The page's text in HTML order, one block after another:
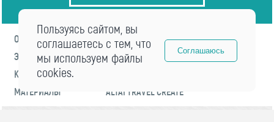
О ФОРУМЕ
ПРОГРАММА
ЭКСПЕРТЫ
НОВОСТИ
КОНТАКТЫ
МАТЕРИАЛЫ
ALTAI TRAVEL CREATE
Пользуясь сайтом, вы
соглашаетесь с тем, что
мы используем файлы
cookies.
Соглашаюсь